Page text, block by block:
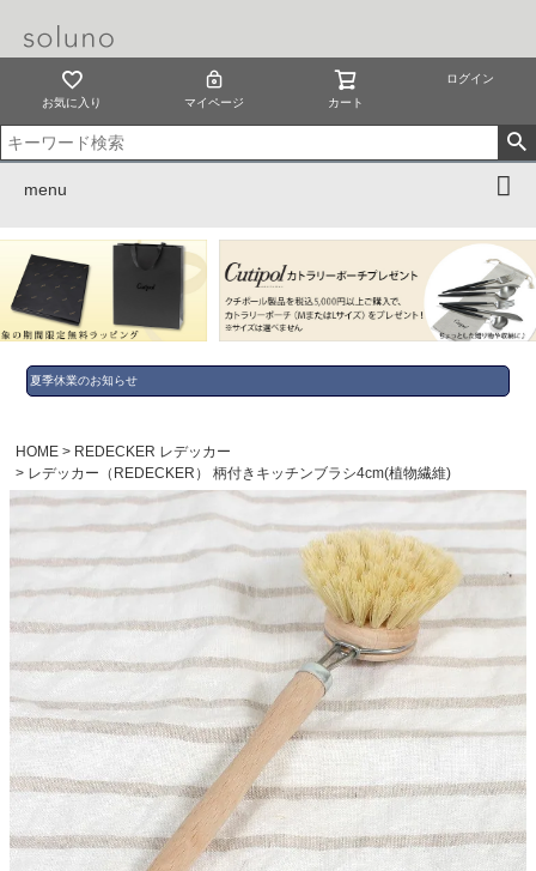
お気に入り マイページ カート
ログイン
menu
夏季休業のお知らせ
HOME
REDECKER レデッカー
レデッカー（REDECKER） 柄付きキッチンブラシ4cm(植物繊維)